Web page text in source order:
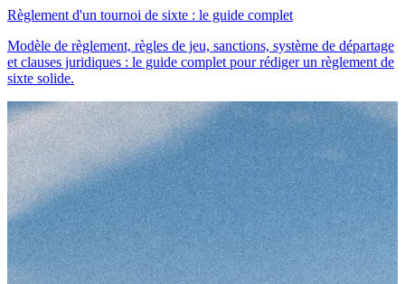
Règlement d'un tournoi de sixte : le guide complet
Modèle de règlement, règles de jeu, sanctions, système de départage
et clauses juridiques : le guide complet pour rédiger un règlement de
sixte solide.